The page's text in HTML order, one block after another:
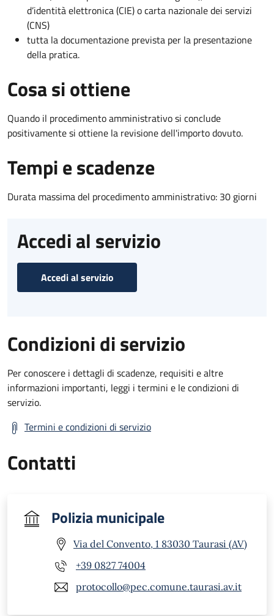
d’identità elettronica (CIE) o carta nazionale dei servizi
(CNS)
tutta la documentazione prevista per la presentazione
della pratica.
Cosa si ottiene
Quando il procedimento amministrativo si conclude
positivamente si ottiene la revisione dell'importo dovuto.
Tempi e scadenze
Durata massima del procedimento amministrativo: 30 giorni
Accedi al servizio
Accedi al servizio
Condizioni di servizio
Per conoscere i dettagli di scadenze, requisiti e altre
informazioni importanti, leggi i termini e le condizioni di
servizio.
Termini e condizioni di servizio
Contatti
Polizia municipale
Via del Convento, 1 83030 Taurasi (AV)
+39 0827 74004
protocollo@pec.comune.taurasi.av.it